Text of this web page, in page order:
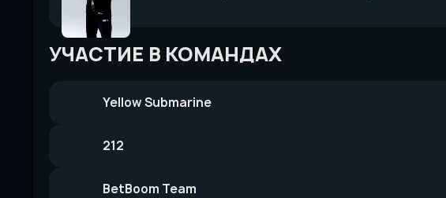
УЧАСТИЕ В КОМАНДАХ
Yellow Submarine
212
BetBoom Team